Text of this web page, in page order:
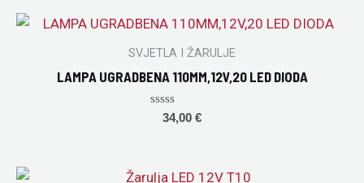
SVJETLA I ŽARULJE
LAMPA UGRADBENA 110MM,12V,20 LED DIODA
Rated
34,00 €